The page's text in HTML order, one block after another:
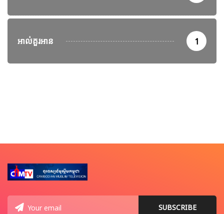
អាល់គួរអាន 1